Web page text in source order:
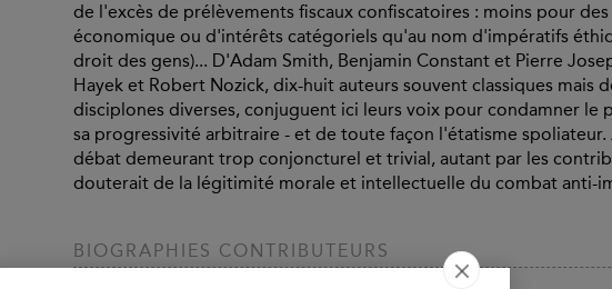
de l'excès de prélèvements fiscaux confiscatoires : moins pour
économique ou d'intérêts catégoriels qu'au nom d'impératifs
droit des gens)... D'Adam Smith, Benjamin Constant et Pierre
Hayek et Robert Nozick, dix-huit auteurs souvent classiques mais
disciplones diverses, conjuguent ici leurs voix pour condamner le
sa progressivité arbitraire - et de toute façon l'étatisme
débat demeurant trop conjoncturel et trivial, autant par les
douterait de la légitimité morale et intellectuelle du combat anti-
BIOGRAPHIES CONTRIBUTEURS